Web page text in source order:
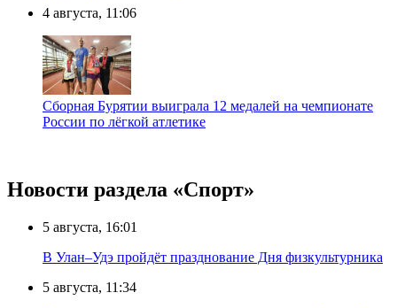
4 августа, 11:06
Сборная Бурятии выиграла 12 медалей на чемпионате
России по лёгкой атлетике
Новости раздела «Cпорт»
5 августа, 16:01
В Улан–Удэ пройдёт празднование Дня физкультурника
5 августа, 11:34